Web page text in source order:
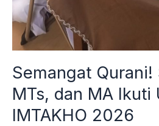
Semangat Qurani!
MTs, dan MA Ikuti
IMTAKHO 2026